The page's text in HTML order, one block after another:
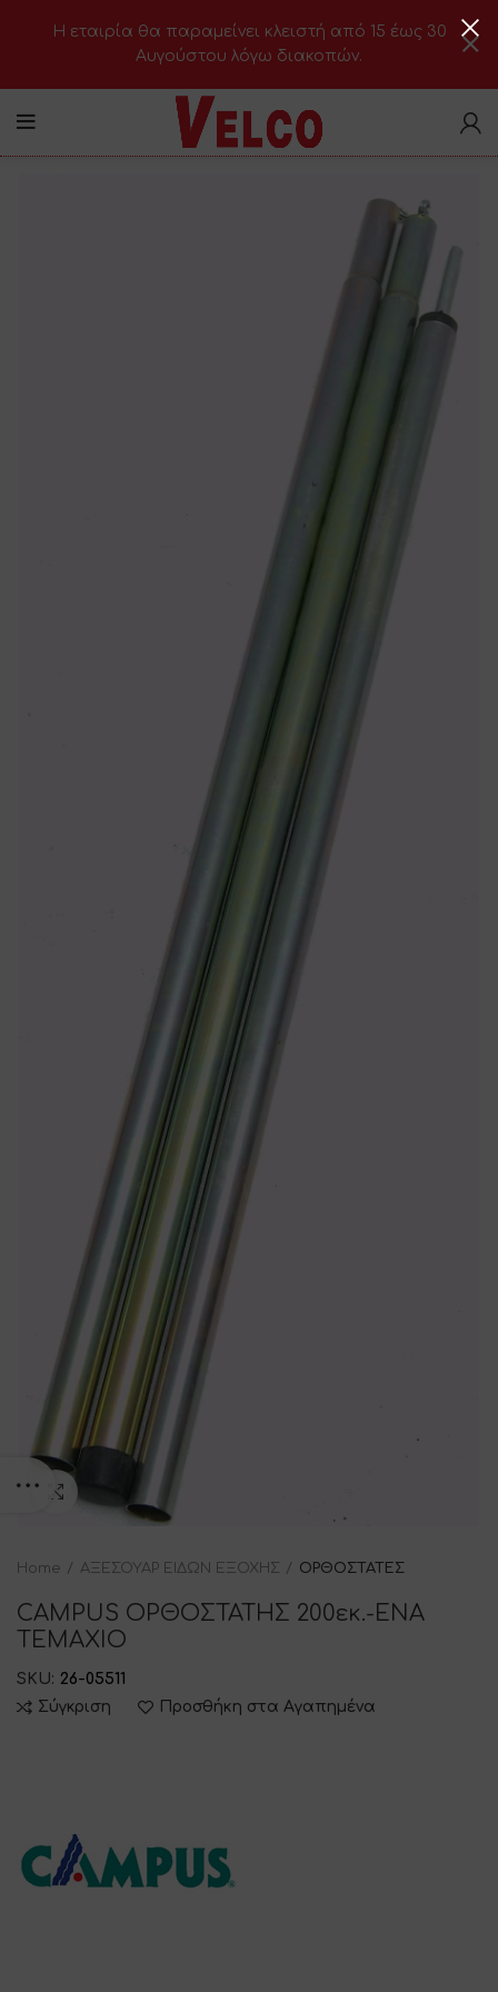
Home ΑΞΕΣΟΥΑΡ ΕΙΔΩΝ ΕΞΟΧΗΣ ΟΡΘΟΣΤΑΤΕΣ
CAMPUS ΟΡΘΟΣΤΑΤΗΣ 200εκ.-ΕΝΑ
ΤΕΜΑΧΙΟ
SKU: 26-05511
Σύγκριση
Προσθήκη στα Αγαπημένα
H εταιρία θα παραμείνει κλειστή από 15 έως 30
Αυγούστου λόγω διακοπών.